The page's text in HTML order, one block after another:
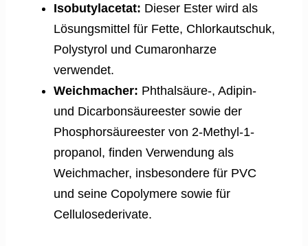
Isobutylacetat: Dieser Ester wird als
Lösungsmittel für Fette, Chlorkautschuk,
Polystyrol und Cumaronharze
verwendet.
Weichmacher: Phthalsäure-, Adipin-
und Dicarbonsäureester sowie der
Phosphorsäureester von 2-Methyl-1-
propanol, finden Verwendung als
Weichmacher, insbesondere für PVC
und seine Copolymere sowie für
Cellulosederivate.